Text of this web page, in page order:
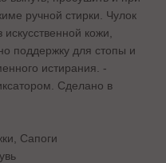
ручной стирки. Чулок
кожи,
поддержку для стопы и
истирания. -
Сделано в
Сапоги